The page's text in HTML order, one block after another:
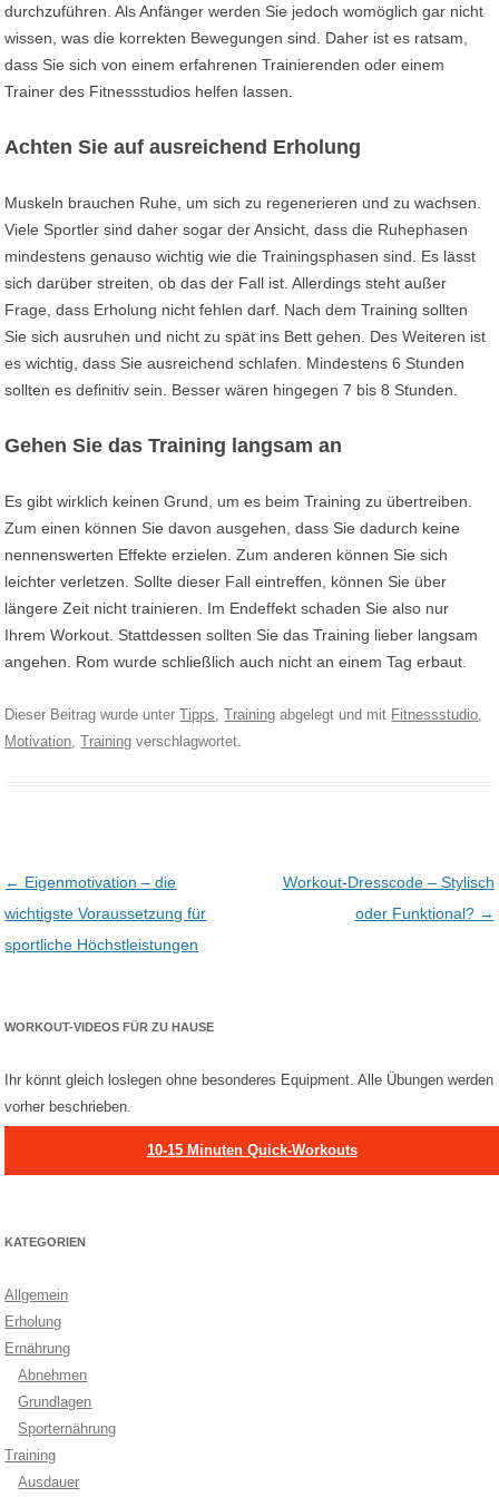
durchzuführen. Als Anfänger werden Sie jedoch womöglich gar nicht
wissen, was die korrekten Bewegungen sind. Daher ist es ratsam,
dass Sie sich von einem erfahrenen Trainierenden oder einem
Trainer des Fitnessstudios helfen lassen.
Achten Sie auf ausreichend Erholung
Muskeln brauchen Ruhe, um sich zu regenerieren und zu wachsen.
Viele Sportler sind daher sogar der Ansicht, dass die Ruhephasen
mindestens genauso wichtig wie die Trainingsphasen sind. Es lässt
sich darüber streiten, ob das der Fall ist. Allerdings steht außer
Frage, dass Erholung nicht fehlen darf. Nach dem Training sollten
Sie sich ausruhen und nicht zu spät ins Bett gehen. Des Weiteren ist
es wichtig, dass Sie ausreichend schlafen. Mindestens 6 Stunden
sollten es definitiv sein. Besser wären hingegen 7 bis 8 Stunden.
Gehen Sie das Training langsam an
Es gibt wirklich keinen Grund, um es beim Training zu übertreiben.
Zum einen können Sie davon ausgehen, dass Sie dadurch keine
nennenswerten Effekte erzielen. Zum anderen können Sie sich
leichter verletzen. Sollte dieser Fall eintreffen, können Sie über
längere Zeit nicht trainieren. Im Endeffekt schaden Sie also nur
Ihrem Workout. Stattdessen sollten Sie das Training lieber langsam
angehen. Rom wurde schließlich auch nicht an einem Tag erbaut.
Dieser Beitrag wurde unterTipps,Training abgelegt und mit Fitnessstudio,
Motivation,Training verschlagwortet.
Post navigation
← Eigenmotivation – die
wichtigste Voraussetzung für
sportliche Höchstleistungen
Workout-Dresscode – Stylisch
oder Funktional? →
WORKOUT-VIDEOS FÜR ZU HAUSE
Ihr könnt gleich loslegen ohne besonderes Equipment. Alle Übungen werden
vorher beschrieben.
10-15 Minuten Quick-Workouts
KATEGORIEN
Allgemein
Erholung
Ernährung
Abnehmen
Grundlagen
Sporternährung
Training
Ausdauer